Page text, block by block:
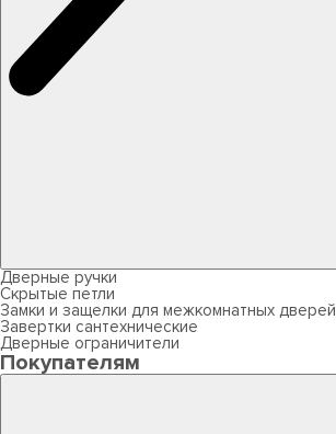
Дверные ручки
Скрытые петли
Замки и защелки для межкомнатных дверей
Завертки сантехнические
Дверные ограничители
Покупателям